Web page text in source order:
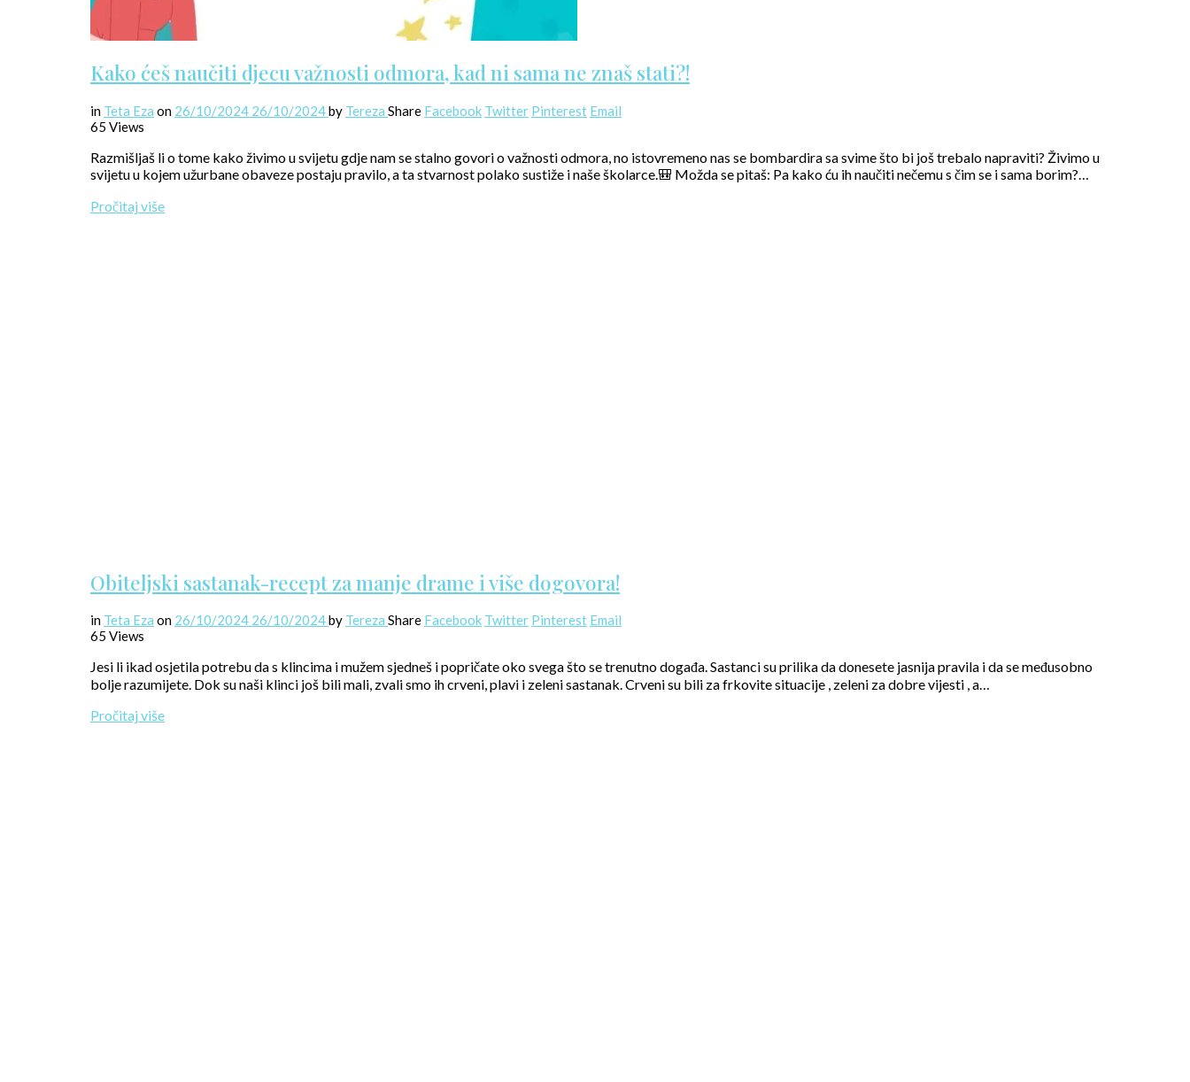
Kako ćeš naučiti djecu važnosti odmora, kad ni sama ne znaš stati?!
in Teta Eza on 26/10/2024 26/10/2024by Tereza Share Facebook Twitter Pinterest Email
65 Views
Razmišljaš li o tome kako živimo u svijetu gdje nam se stalno govori o važnosti odmora, no istovremeno nas se bombardira sa svime što bi još trebalo napraviti? Živimo u
svijetu u kojem užurbane obaveze postaju pravilo, a ta stvarnost polako sustiže i naše školarce.🎒 Možda se pitaš: Pa kako ću ih naučiti nečemu s čim se i sama borim?…
Pročitaj više
Obiteljski sastanak-recept za manje drame i više dogovora!
in Teta Eza on 26/10/2024 26/10/2024by Tereza Share Facebook Twitter Pinterest Email
65 Views
Jesi li ikad osjetila potrebu da s klincima i mužem sjedneš i popričate oko svega što se trenutno događa. Sastanci su prilika da donesete jasnija pravila i da se međusobno
bolje razumijete. Dok su naši klinci još bili mali, zvali smo ih crveni, plavi i zeleni sastanak. Crveni su bili za frkovite situacije , zeleni za dobre vijesti , a…
Pročitaj više